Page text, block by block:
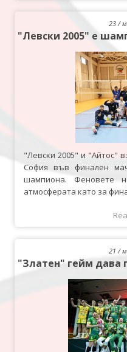
23 /
"Левски 2005" е
"Левски 2005" и "Айтос"
София във финален
шампиона. Феновете
атмосферата като за
21 /
"Златен" гейм дава